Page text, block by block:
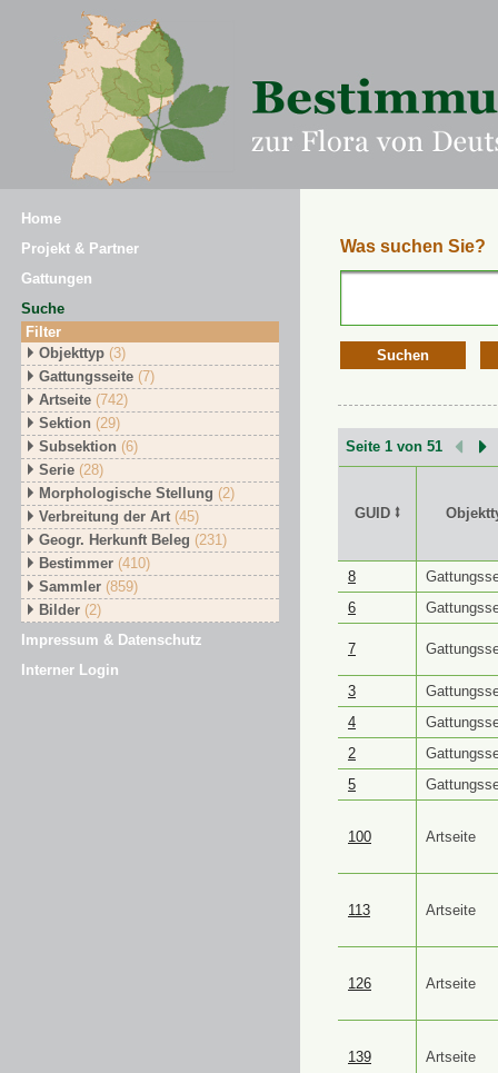
Home
Projekt & Partner
Gattungen
Suche
Filter
Objekttyp (3)
Gattungsseite (7)
Artseite (742)
Sektion (29)
Subsektion (6)
Serie (28)
Morphologische Stellung (2)
Verbreitung der Art (45)
Geogr. Herkunft Beleg (231)
Bestimmer (410)
Sammler (859)
Bilder (2)
Impressum & Datenschutz
Interner Login
Was suchen Sie?
Suchen
Seite 1 von 51
GUID ⭥
GUID ⭥
8
6
7
3
4
2
5
100 Artseite
113 Artseite
126 Artseite
139 Artseite